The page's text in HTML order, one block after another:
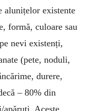
alunițelor existente
formă, culoare sau
nevi existenți,
(pete, noduli,
durere,
– 80% din